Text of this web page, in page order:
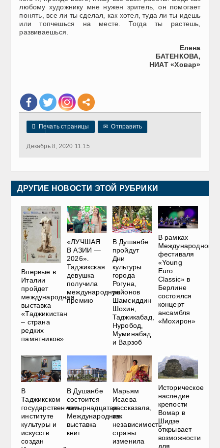
любому художнику мне нужен зритель, он помогает
понять, все ли ты сделал, как хотел, туда ли ты идешь
или топчешься на месте. Тогда ты растешь,
развиваешься.
Елена
БАТЕНКОВА,
НИАТ «Ховар»
 Печать страницы ✉ Отправить
Декабрь 8, 2020 11:15
ДРУГИЕ НОВОСТИ ЭТОЙ РУБРИКИ
Впервые в
Италии
пройдет
международная
выставка
«Таджикистан
– страна
редких
памятников»
«ЛУЧШАЯ
В АЗИИ —
2026».
Таджикская
девушка
получила
международную
премию
В Душанбе
пройдут
Дни
культуры
города
Рогуна,
районов
Шамсиддин
Шохин,
Таджикабад,
Нуробод,
Муминабад
и Варзоб
В рамках
Международного
фестиваля
«Young
Euro
Classic» в
Берлине
состоялся
концерт
ансамбля
«Мохирон»
В
Таджикском
государственном
институте
культуры и
искусств
создан
В Душанбе
состоится
четырнадцатая
Международная
выставка
книг
Марьям
Исаева
рассказала,
как
независимость
страны
изменила
Историческое
наследие
крепости
Вомар в
Шидзе
открывает
возможности
для